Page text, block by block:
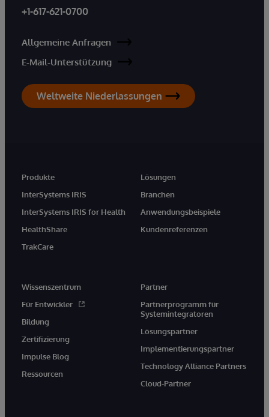
+1-617-621-0700
Allgemeine Anfragen
E-Mail-Unterstützung
Weltweite Niederlassungen
Produkte
InterSystems IRIS
InterSystems IRIS for Health
HealthShare
TrakCare
Lösungen
Branchen
Anwendungsbeispiele
Kundenreferenzen
Wissenszentrum
Für Entwickler
Bildung
Zertifizierung
Impulse Blog
Ressourcen
Partner
Partnerprogramm für
Systemintegratoren
Lösungspartner
Implementierungspartner
Technology Alliance Partners
Cloud-Partner